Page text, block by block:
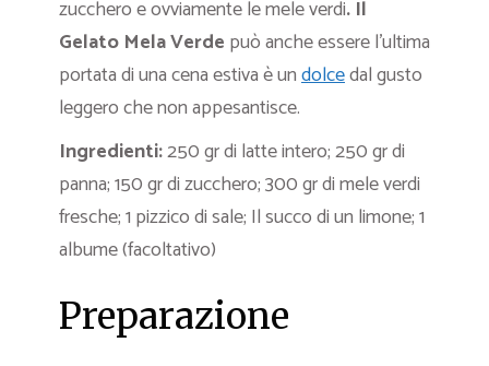
zucchero e ovviamente le mele verdi. Il
Gelato Mela Verde può anche essere l’ultima
portata di una cena estiva è undolcedal gusto
leggero che non appesantisce.
Ingredienti:250 gr di latte intero; 250 gr di
panna; 150 gr di zucchero; 300 gr di mele verdi
fresche; 1 pizzico di sale; Il succo di un limone; 1
albume (facoltativo)
Preparazione